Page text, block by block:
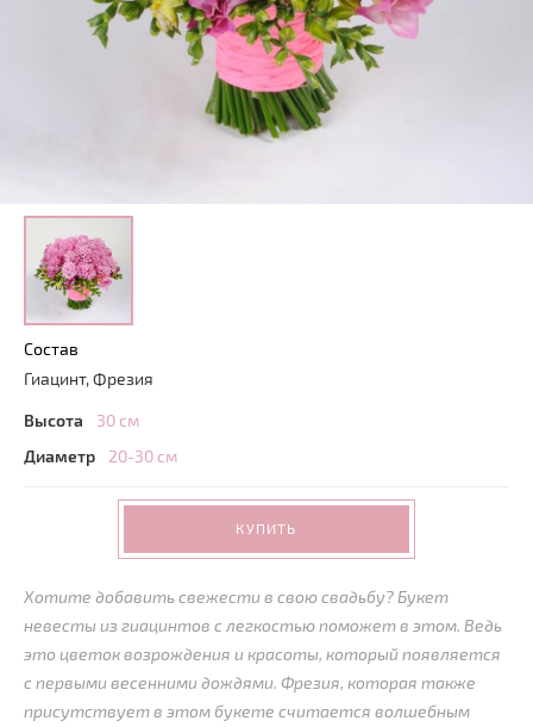
Состав
Гиацинт, Фрезия
Высота
30 см
Диаметр
20-30 см
КУПИТЬ
Хотите добавить свежести в свою свадьбу? Букет
невесты из гиацинтов с легкостью поможет в этом. Ведь
это цветок возрождения и красоты, который появляется
с первыми весенними дождями. Фрезия, которая также
присутствует в этом букете считается волшебным